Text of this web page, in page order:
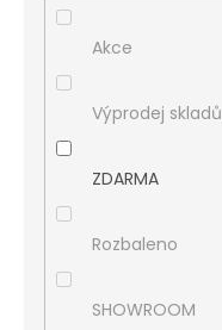
Akce
Výprodej skladů
ZDARMA
Rozbaleno
SHOWROOM